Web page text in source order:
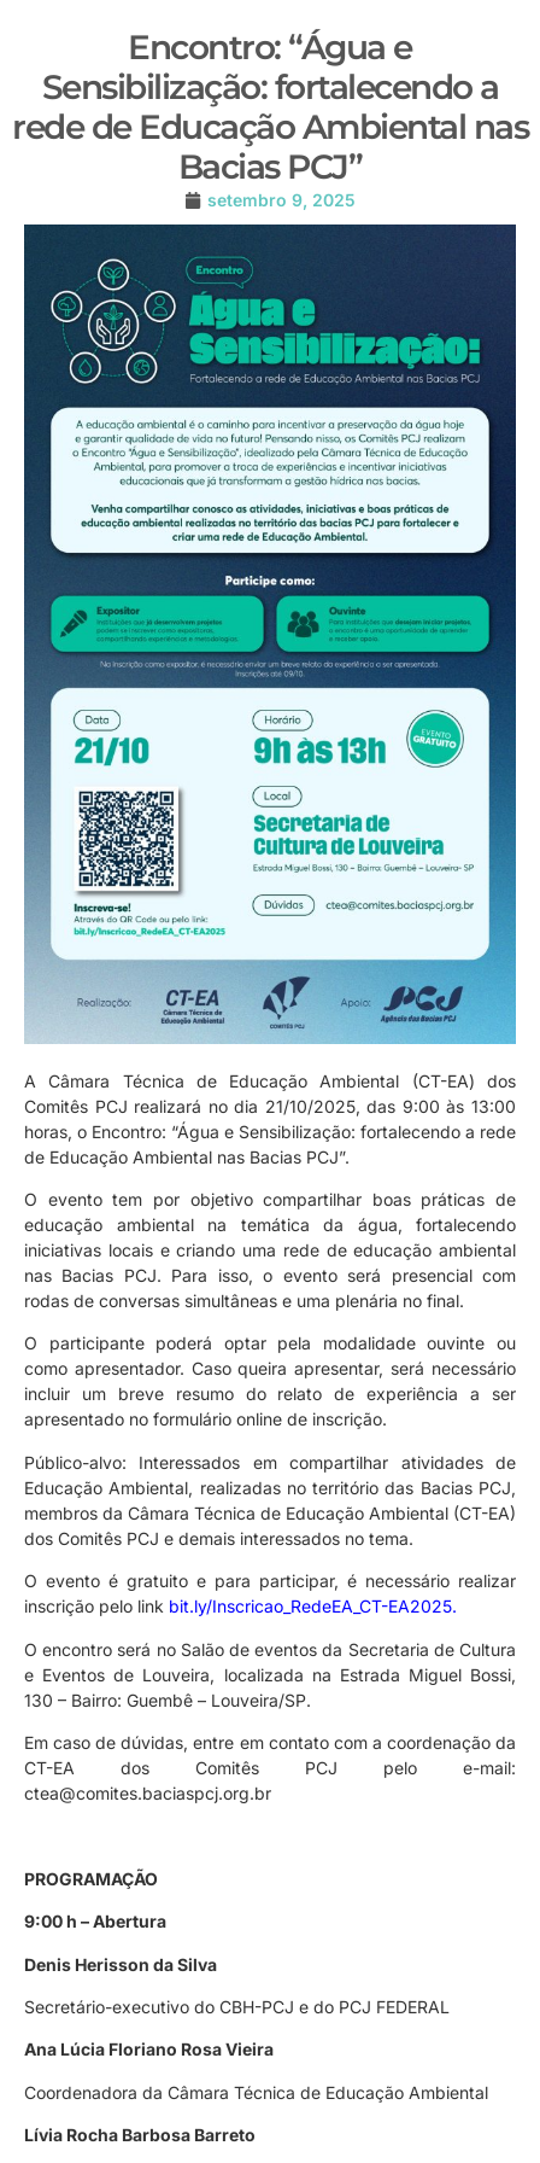
Encontro: “Água e
Sensibilização: fortalecendo a
rede de Educação Ambiental nas
Bacias PCJ”
setembro 9, 2025
A Câmara Técnica de Educação Ambiental (CT-EA) dos
Comitês PCJ realizará no dia 21/10/2025, das 9:00 às 13:00
horas, o Encontro: “Água e Sensibilização: fortalecendo a rede
de Educação Ambiental nas Bacias PCJ”.
O evento tem por objetivo compartilhar boas práticas de
educação ambiental na temática da água, fortalecendo
iniciativas locais e criando uma rede de educação ambiental
nas Bacias PCJ. Para isso, o evento será presencial com
rodas de conversas simultâneas e uma plenária no final.
O participante poderá optar pela modalidade ouvinte ou
como apresentador. Caso queira apresentar, será necessário
incluir um breve resumo do relato de experiência a ser
apresentado no formulário online de inscrição.
Público-alvo: Interessados em compartilhar atividades de
Educação Ambiental, realizadas no território das Bacias PCJ,
membros da Câmara Técnica de Educação Ambiental (CT-EA)
dos Comitês PCJ e demais interessados no tema.
O evento é gratuito e para participar, é necessário realizar
inscrição pelo link bit.ly/Inscricao_RedeEA_CT-EA2025.
O encontro será no Salão de eventos da Secretaria de Cultura
e Eventos de Louveira, localizada na Estrada Miguel Bossi,
130 – Bairro: Guembê – Louveira/SP.
Em caso de dúvidas, entre em contato com a coordenação da
CT-EA dos Comitês PCJ pelo e-mail:
ctea@comites.baciaspcj.org.br
PROGRAMAÇÃO
9:00 h – Abertura
Denis Herisson da Silva
Secretário-executivo do CBH-PCJ e do PCJ FEDERAL
Ana Lúcia Floriano Rosa Vieira
Coordenadora da Câmara Técnica de Educação Ambiental
Lívia Rocha Barbosa Barreto